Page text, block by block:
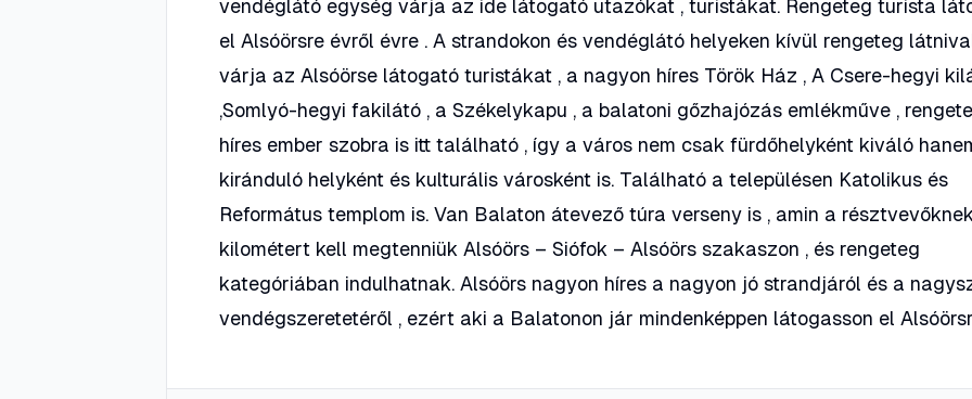
vendéglátó egység várja az ide látogató utazókat , turistákat. Rengeteg turista
el Alsóörsre évről évre . A strandokon és vendéglátó helyeken kívül rengeteg
várja az Alsóörse látogató turistákat , a nagyon híres Török Ház , A Csere-hegyi
,Somlyó-hegyi fakilátó , a Székelykapu , a balatoni gőzhajózás emlékműve ,
híres ember szobra is itt található , így a város nem csak fürdőhelyként kiváló
kiránduló helyként és kulturális városként is. Található a településen Katolikus és
Református templom is. Van Balaton átevező túra verseny is , amin a
kilométert kell megtenniük Alsóörs – Siófok – Alsóörs szakaszon , és rengeteg
kategóriában indulhatnak. Alsóörs nagyon híres a nagyon jó strandjáról és a
vendégszeretetéről , ezért aki a Balatonon jár mindenképpen látogasson el